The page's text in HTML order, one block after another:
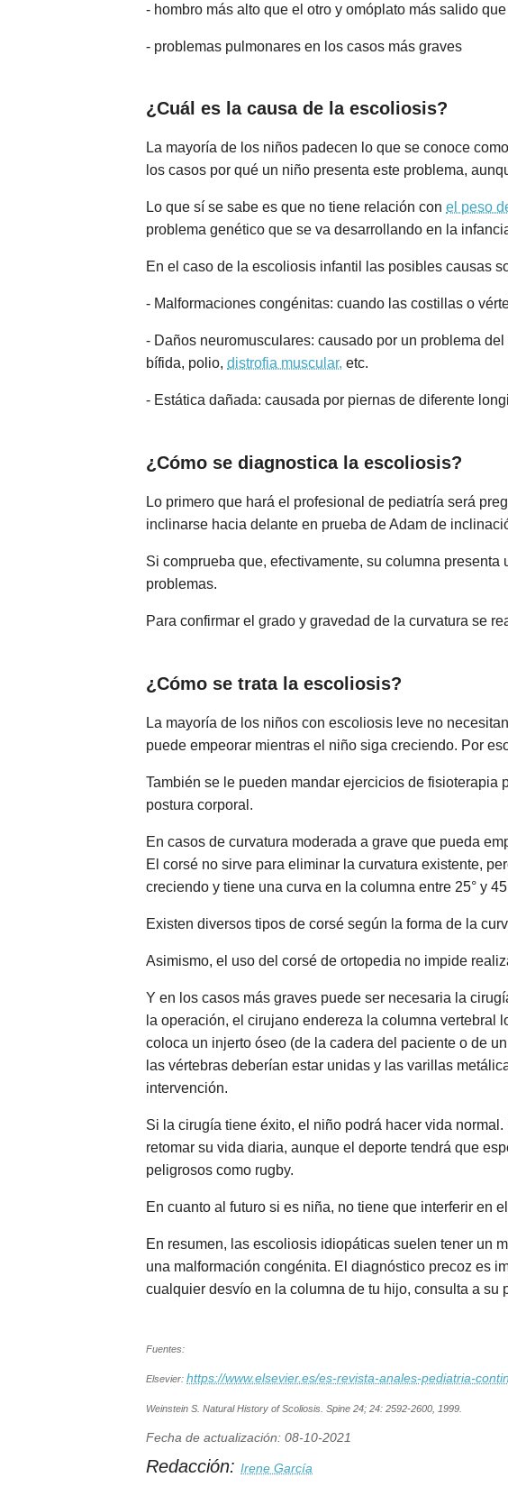
- hombro más alto que el otro y omóplato más salido
- problemas pulmonares en los casos más graves
¿Cuál es la causa de la escoliosis?
La mayoría de los niños padecen lo que se conoce
los casos por qué un niño presenta este problema,
Lo que sí se sabe es que no tiene relación con el peso
problema genético que se va desarrollando en la
En el caso de la escoliosis infantil las posibles causas
- Malformaciones congénitas: cuando las costillas o
- Daños neuromusculares: causado por un problema
bífida, polio, distrofia muscular, etc.
- Estática dañada: causada por piernas de diferente
¿Cómo se diagnostica la escoliosis?
Lo primero que hará el profesional de pediatría será
inclinarse hacia delante en prueba de Adam de
Si comprueba que, efectivamente, su columna
problemas.
Para confirmar el grado y gravedad de la curvatura se
¿Cómo se trata la escoliosis?
La mayoría de los niños con escoliosis leve no
puede empeorar mientras el niño siga creciendo. Por
También se le pueden mandar ejercicios de fisioterapia
postura corporal.
En casos de curvatura moderada a grave que pueda
El corsé no sirve para eliminar la curvatura existente,
creciendo y tiene una curva en la columna entre 25° y
Existen diversos tipos de corsé según la forma de la
Asimismo, el uso del corsé de ortopedia no impide
Y en los casos más graves puede ser necesaria la
la operación, el cirujano endereza la columna
coloca un injerto óseo (de la cadera del paciente o de
las vértebras deberían estar unidas y las varillas
intervención.
Si la cirugía tiene éxito, el niño podrá hacer vida
retomar su vida diaria, aunque el deporte tendrá que
peligrosos como rugby.
En cuanto al futuro si es niña, no tiene que interferir en
En resumen, las escoliosis idiopáticas suelen tener un
una malformación congénita. El diagnóstico precoz es
cualquier desvío en la columna de tu hijo, consulta a su
Fuentes:
Elsevier: https://www.elsevier.es/es-revista-anales-pediatria-
Weinstein S. Natural History of Scoliosis. Spine 24; 24: 2592-2600, 1999.
Fecha de actualización: 08-10-2021
Redacción: Irene García